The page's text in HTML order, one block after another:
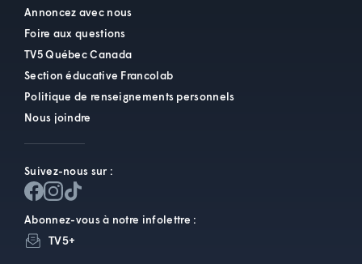
Annoncez avec nous
Foire aux questions
TV5 Québec Canada
Section éducative Francolab
Politique de renseignements personnels
Nous joindre
Suivez-nous sur :
Abonnez-vous à notre infolettre :
TV5+